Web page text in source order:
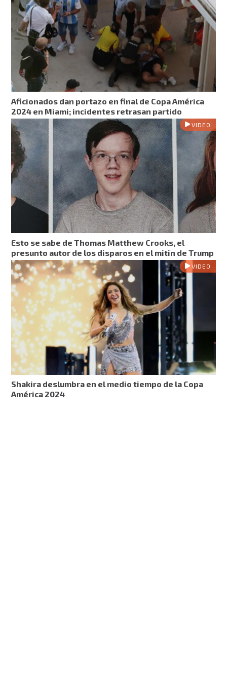
Aficionados dan portazo en final de Copa América
2024 en Miami; incidentes retrasan partido
VIDEO
Esto se sabe de Thomas Matthew Crooks, el
presunto autor de los disparos en el mitin de Trump
VIDEO
Shakira deslumbra en el medio tiempo de la Copa
América 2024